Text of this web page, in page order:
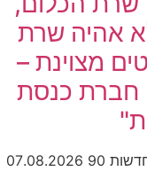
אהיה שרת
מצוינת –
חברת כנסת
90
07.08.2026